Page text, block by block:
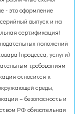
- это оформление
выпуск и на
сертификация!
положений
(процесса, услуги)
требованиям
относится к
среды,
– безопасность и
РФ обязательная